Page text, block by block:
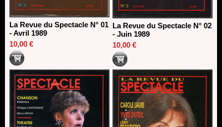
La Revue du Spectacle N° 01
- Avril 1989
10,00 €
La Revue du Spectacle N° 02
- Juin 1989
10,00 €